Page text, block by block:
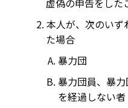
虚偽の申告をした
本人が、次のいず
た場合
暴力団
暴力団員、暴
を経過しない者